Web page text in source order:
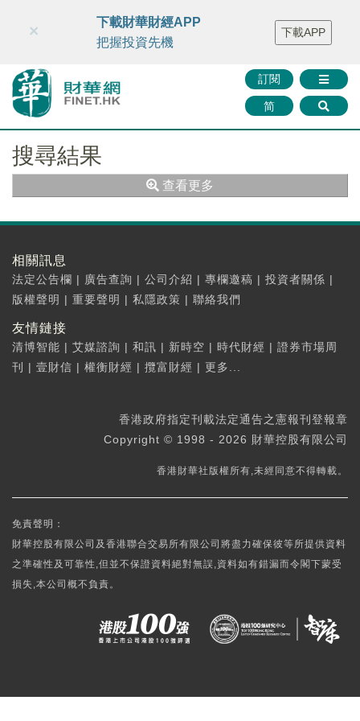
財華智庫網 FINTV FINMETA 財華證券 媒體矩陣
智庫沙龍
聯絡我們
訂閱
简
×
下載財華財經APP
把握投資先機
下載APP
搜尋結果
查看更多
相關訊息
法定公告欄 | 廣告查詢 | 公司介紹 | 專欄邀稿 | 投資者關係 |
版權聲明 | 重要聲明 | 私隱政策 | 聯絡我們
友情鏈接
清博智能 | 艾媒諮詢 | 和訊 | 新時空 | 時代財經 | 證券市場周
刊
| 壹財信 | 權衡財經 | 攬富財經 | 更多...
香港政府指定刊載法定通告之憲報刊登報章
Copyright © 1998 - 2026 財華控股有限公司
香港財華社版權所有,未經同意不得轉載。
免責聲明：
財華控股有限公司及香港聯合交易所有限公司將盡力確保彼等所提供資料
之準確性及可靠性,但並不保證資料絕對無誤,資料如有錯漏而令閣下蒙受
損失,本公司概不負責。